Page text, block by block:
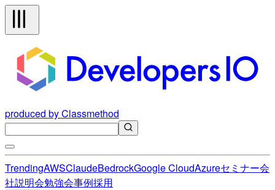
produced by Classmethod
TrendingAWSClaudeBedrockGoogle CloudAzureセミナー会
社説明会勉強会事例採用